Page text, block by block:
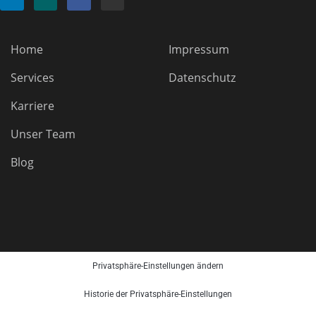
Home
Services
Karriere
Unser Team
Blog
Impressum
Datenschutz
Privatsphäre-Einstellungen ändern
Historie der Privatsphäre-Einstellungen